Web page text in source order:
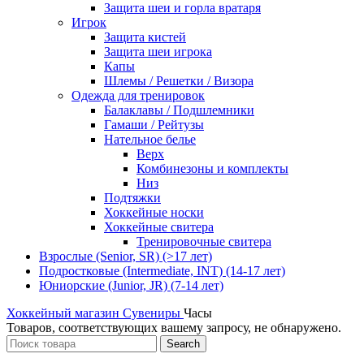
Защита шеи и горла вратаря
Игрок
Защита кистей
Защита шеи игрока
Капы
Шлемы / Решетки / Визора
Одежда для тренировок
Балаклавы / Подшлемники
Гамаши / Рейтузы
Нательное белье
Верх
Комбинезоны и комплекты
Низ
Подтяжки
Хоккейные носки
Хоккейные свитера
Тренировочные свитера
Взрослые (Senior, SR) (>17 лет)
Подростковые (Intermediate, INT) (14-17 лет)
Юниорские (Junior, JR) (7-14 лет)
Хоккейный магазин Сувениры Часы
Товаров, соответствующих вашему запросу, не обнаружено.
Search